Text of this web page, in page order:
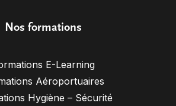
Nos formations
E-Learning
Aéroportuaires
Hygiène – Sécurité